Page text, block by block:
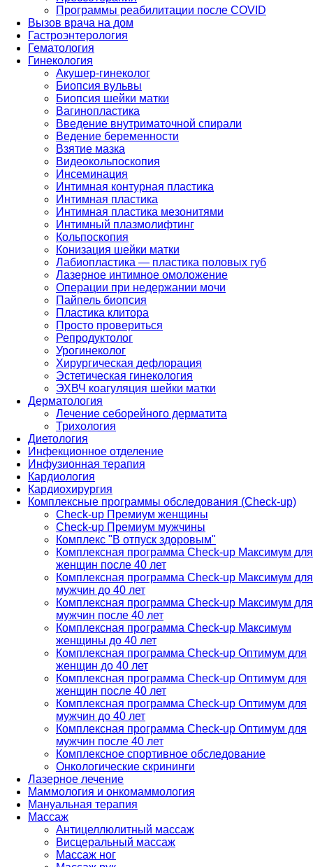
Программы реабилитации после СOVID
Вызов врача на дом
Гастроэнтерология
Гематология
Гинекология
Акушер-гинеколог
Биопсия вульвы
Биопсия шейки матки
Вагинопластика
Введение внутриматочной спирали
Ведение беременности
Взятие мазка
Видеокольпоскопия
Инсеминация
Интимная контурная пластика
Интимная пластика
Интимная пластика мезонитями
Интимный плазмолифтинг
Кольпоскопия
Конизация шейки матки
Лабиопластика — пластика половых губ
Лазерное интимное омоложение
Операции при недержании мочи
Пайпель биопсия
Пластика клитора
Просто провериться
Репродуктолог
Урогинеколог
Хирургическая дефлорация
Эстетическая гинекология
ЭХВЧ коагуляция шейки матки
Дерматология
Лечение себорейного дерматита
Трихология
Диетология
Инфекционное отделение
Инфузионная терапия
Кардиология
Кардиохирургия
Комплексные программы обследования (Check-up)
Check-up Премиум женщины
Check-up Премиум мужчины
Комплекс "В отпуск здоровым"
Комплексная программа Check-up Максимум для
женщин после 40 лет
Комплексная программа Check-up Максимум для
мужчин до 40 лет
Комплексная программа Check-up Максимум для
мужчин после 40 лет
Комплексная программа Check-up Максимум
женщины до 40 лет
Комплексная программа Check-up Оптимум для
женщин до 40 лет
Комплексная программа Check-up Оптимум для
женщин после 40 лет
Комплексная программа Check-up Оптимум для
мужчин до 40 лет
Комплексная программа Check-up Оптимум для
мужчин после 40 лет
Комплексное спортивное обследование
Онкологические скрининги
Лазерное лечение
Маммология и онкомаммология
Мануальная терапия
Массаж
Антицеллюлитный массаж
Висцеральный массаж
Массаж ног